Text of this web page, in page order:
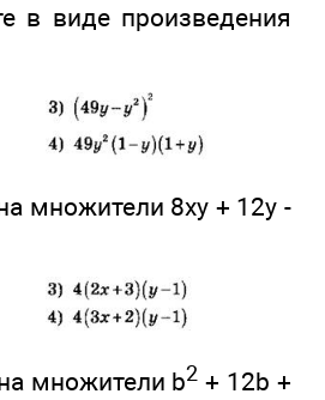
в виде произведения
множители 8ху + 12у -
множители b2 + 12b +